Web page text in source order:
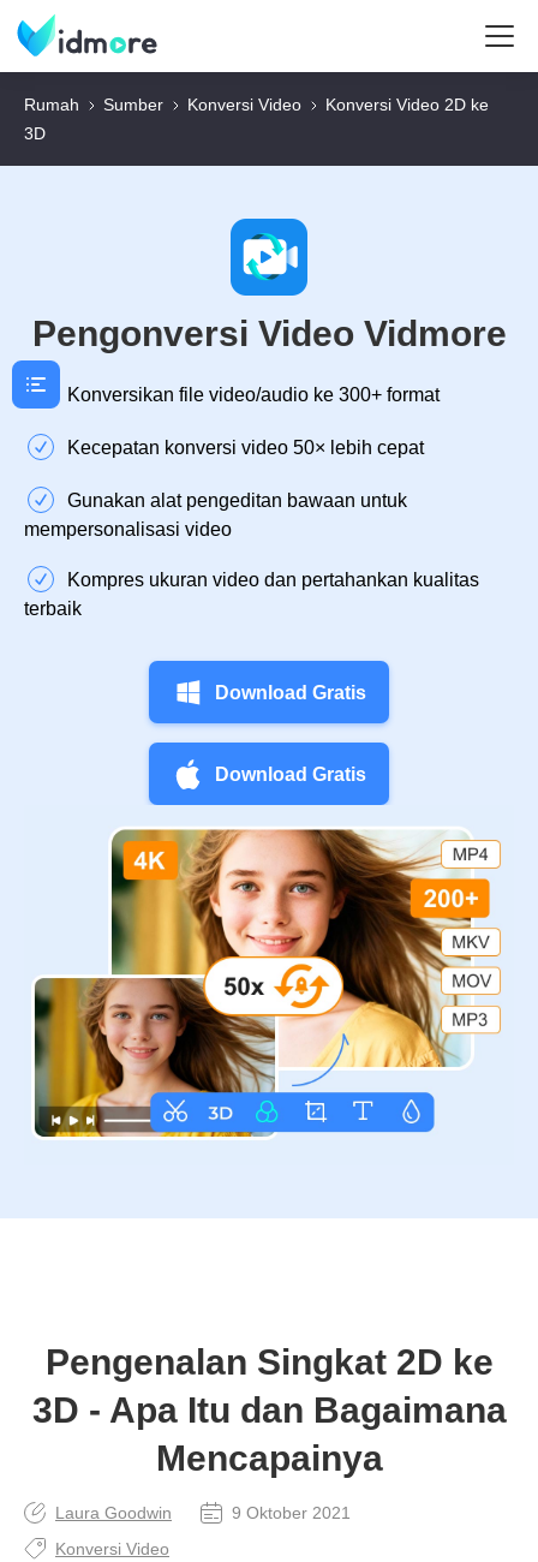
Rumah Sumber Konversi Video
Konversi Video 2D ke
3D
Pengonversi Video Vidmore
Konversikan file video/audio ke 300+ format
Kecepatan konversi video 50× lebih cepat
Gunakan alat pengeditan bawaan untuk
mempersonalisasi video
Kompres ukuran video dan pertahankan kualitas
terbaik
Download Gratis
Download Gratis
Pengenalan Singkat 2D ke
3D - Apa Itu dan Bagaimana
Mencapainya
Laura Goodwin
9 Oktober 2021
Konversi Video